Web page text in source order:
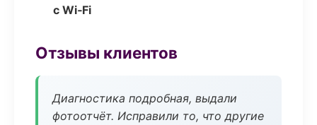
с Wi‑Fi
Отзывы клиентов
Диагностика подробная, выдали
фотоотчёт. Исправили то, что другие